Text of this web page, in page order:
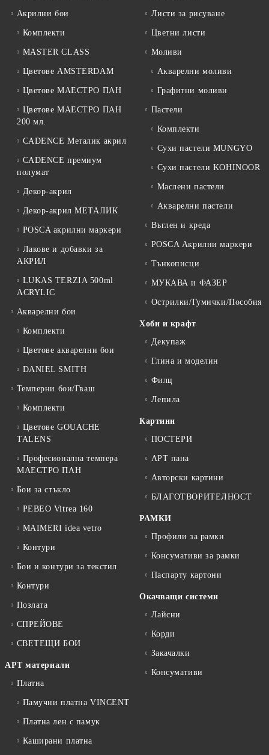
Акрилни бои
Комплекти
MASTER CLASS
Цветове AMSTERDAM
Цветове МАЕСТРО ПАН
Цветове МАЕСТРО ПАН
200 мл.
CADENCE Металик акрил
CADENCE премиум
полумат
Декор-акрил
Декор-акрил МЕТАЛИК
POSCA акрилни маркери
Лакове и добавки за
АКРИЛ
LUKAS TERZIA 500ml
ACRYLIC
Акварелни бои
Комплекти
Цветове акварелни бои
DANIEL SMITH
Темперни бои/Гваш
Комплекти
Цветове GOUACHE
TALENS
Професионална темпера
МАЕСТРО ПАН
Бои за стъкло
PEBEO Vitrea 160
MAIMERI idea vetro
Контури
Бои и контури за текстил
Контури
Позлата
СПРЕЙОВЕ
СВЕТЕЩИ БОИ
АРТ материали
Платна
Памучни платна VINCENT
Платна лен с памук
Каширани платна
Листи за рисуване
Цветни листи
Моливи
Акварелни моливи
Графитни моливи
Пастели
Комплекти
Сухи пастели MUNGYO
Сухи пастели KOHINOOR
Маслени пастели
Акварелни пастели
Въглен и креда
POSCA Акрилни маркери
Тънкописци
МУКАВА и ФАЗЕР
Острилки/Гумички/Пособия
Хоби и крафт
Декупаж
Глина и моделин
Филц
Лепила
Картини
ПОСТЕРИ
АРТ пана
Авторски картини
БЛАГОТВОРИТЕЛНОСТ
РАМКИ
Профили за рамки
Консумативи за рамки
Паспарту картони
Окачващи системи
Лайсни
Корди
Закачалки
Консумативи